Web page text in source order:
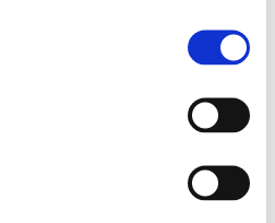
i udsatte boligområder
hvor
på alle